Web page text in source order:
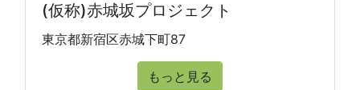
(仮称)赤城坂プロジェクト
東京都新宿区赤城下町87
もっと見る